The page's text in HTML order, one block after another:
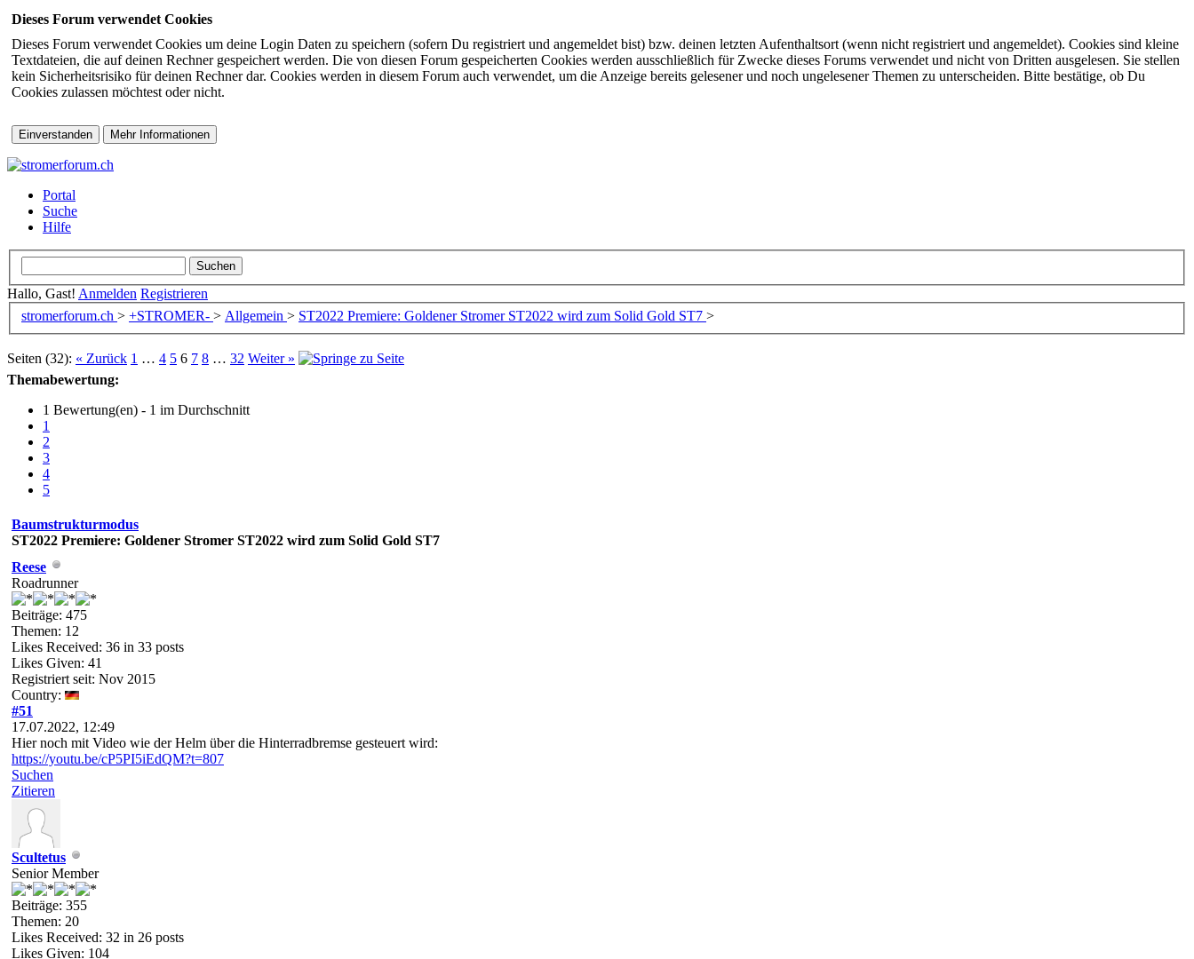
Dieses Forum verwendet Cookies
Dieses Forum verwendet Cookies um deine Login Daten zu speichern (sofern Du registriert und angemeldet bist) bzw. deinen letzten Aufenthaltsort (wenn nicht registriert und angemeldet). Cookies sind kleine
Textdateien, die auf deinen Rechner gespeichert werden. Die von diesen Forum gespeicherten Cookies werden ausschließlich für Zwecke dieses Forums verwendet und nicht von Dritten ausgelesen. Sie stellen
kein Sicherheitsrisiko für deinen Rechner dar. Cookies werden in diesem Forum auch verwendet, um die Anzeige bereits gelesener und noch ungelesener Themen zu unterscheiden. Bitte bestätige, ob Du
Cookies zulassen möchtest oder nicht.
Portal
Suche
Hilfe
Hallo, Gast! Anmelden Registrieren
stromerforum.ch > +STROMER- > Allgemein > ST2022 Premiere: Goldener Stromer ST2022 wird zum Solid Gold ST7 >
Seiten (32): « Zurück 1 … 4 5 6 7 8 … 32 Weiter »
Themabewertung:
1 Bewertung(en) - 1 im Durchschnitt
1
2
3
4
5
Baumstrukturmodus
ST2022 Premiere: Goldener Stromer ST2022 wird zum Solid Gold ST7
Reese
Roadrunner
Beiträge: 475
Themen: 12
Likes Received: 36 in 33 posts
Likes Given: 41
Registriert seit: Nov 2015
Country:
#51
17.07.2022, 12:49
Hier noch mit Video wie der Helm über die Hinterradbremse gesteuert wird:
https://youtu.be/cP5PI5iEdQM?t=807
Suchen
Zitieren
Scultetus
Senior Member
Beiträge: 355
Themen: 20
Likes Received: 32 in 26 posts
Likes Given: 104